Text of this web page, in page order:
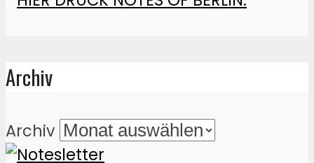
Archiv
Archiv